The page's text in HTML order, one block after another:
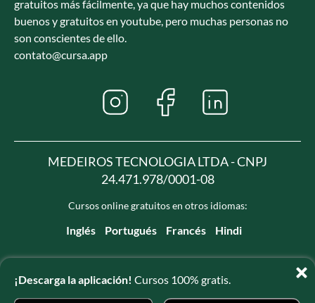
¡Descarga la aplicación! Cursos 100% gratis.
gratuitos más fácilmente, ya que hay muchos contenidos
buenos y gratuitos en youtube, pero muchas personas no
son conscientes de ello.
contato@cursa.app
MEDEIROS TECNOLOGIA LTDA - CNPJ
24.471.978/0001-08
Cursos online gratuitos en otros idiomas:
Inglés Portugués Francés Hindi